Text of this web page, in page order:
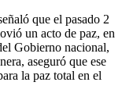
que el pasado 2
un acto de paz, en
Gobierno nacional,
aseguró que ese
la paz total en el